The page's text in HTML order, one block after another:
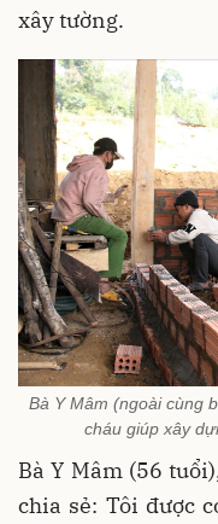
xây tường.
Bà Y Mâm (ngoài cùng
cháu giúp xây
Bà Y Mâm (56
chia sẻ: Tôi được